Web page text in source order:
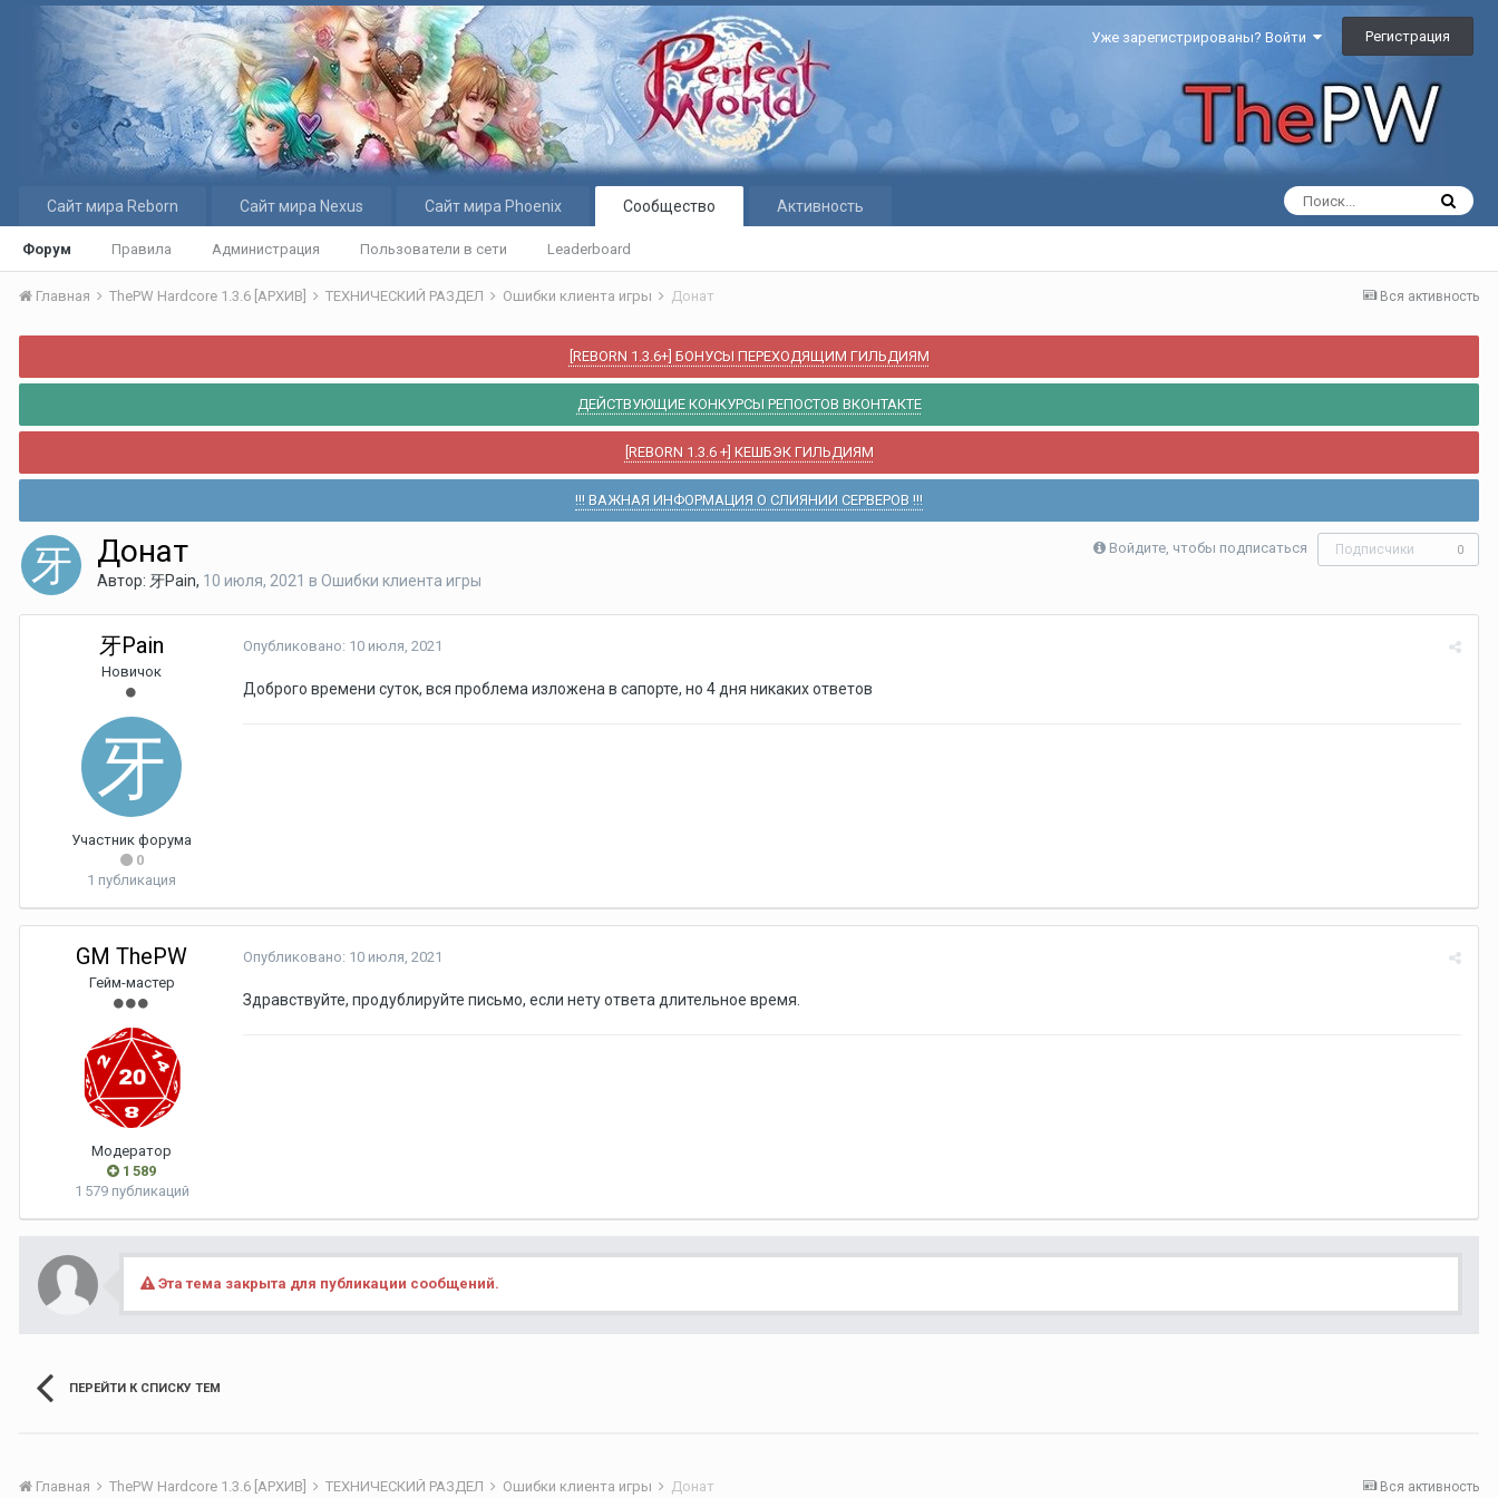
Уже зарегистрированы? Войти Регистрация
Сайт мира Reborn Сайт мира Nexus Сайт мира Phoenix Сообщество
Форум Правила Администрация Пользователи в сети Leaderboard
Активность
Вся активность
Главная ThePW Hardcore 1.3.6 [АРХИВ] ТЕХНИЧЕСКИЙ РАЗДЕЛ Ошибки клиента игры Донат
[REBORN 1.3.6+] БОНУСЫ ПЕРЕХОДЯЩИМ ГИЛЬДИЯМ
ДЕЙСТВУЮЩИЕ КОНКУРСЫ РЕПОСТОВ ВКОНТАКТЕ
[REBORN 1.3.6 +] КЕШБЭК ГИЛЬДИЯМ
!!! ВАЖНАЯ ИНФОРМАЦИЯ О СЛИЯНИИ СЕРВЕРОВ !!!
Войдите, чтобы подписаться Подписчики 0
Донат
Автор: 牙Pain, 10 июля, 2021 в Ошибки клиента игры
牙Pain
Новичок
Участник форума
0
1 публикация
Опубликовано: 10 июля, 2021
Доброго времени суток, вся проблема изложена в сапорте, но 4 дня никаких ответов
GM ThePW
Гейм-мастер
Модератор
1 589
1 579 публикаций
Опубликовано: 10 июля, 2021
Здравствуйте, продублируйте письмо, если нету ответа длительное время.
Эта тема закрыта для публикации сообщений.
ПЕРЕЙТИ К СПИСКУ ТЕМ
Вся активность
Главная ThePW Hardcore 1.3.6 [АРХИВ] ТЕХНИЧЕСКИЙ РАЗДЕЛ Ошибки клиента игры Донат